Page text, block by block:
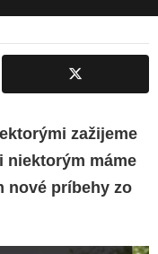
zažijeme
niektorým máme
nové príbehy zo